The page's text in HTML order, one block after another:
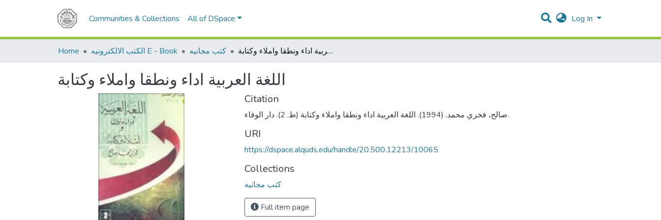
Communities & Collections All of DSpace Log In
Home الكتب الالكترونيه E - Book كتب مجانيه اللغة العربية اداء ونطقا واملاء وكتابة
اللغة العربية اداء ونطقا واملاء وكتابة
Citation
صالح، فخري محمد. (1994). اللغة العربية اداء ونطقا واملاء وكتابة (ط. 2). دار الوفاء.
URI
https://dspace.alquds.edu/handle/20.500.12213/10065
Collections
كتب مجانيه
Full item page